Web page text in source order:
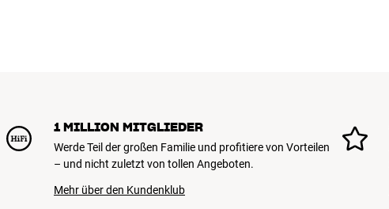
1 MILLION MITGLIEDER
Werde Teil der großen Familie und profitiere von Vorteilen
– und nicht zuletzt von tollen Angeboten.
Mehr über den Kundenklub